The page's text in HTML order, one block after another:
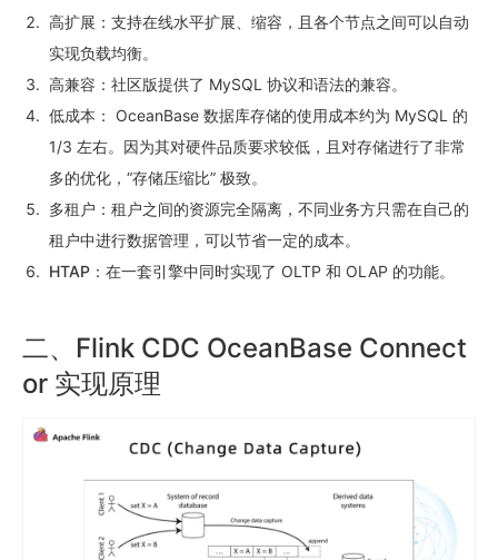
高扩展 ：支持在线水平扩展、缩容，且各个节点之间可以自动
实现负载均衡。
高兼容 ：社区版提供了 MySQL 协议和语法的兼容。
低成本 ： OceanBase 数据库存储的使用成本约为 MySQL 的
1/3 左右。因为其对硬件品质要求较低，且对存储进行了非常
多的优化，“存储压缩比” 极致。
多租户 ：租户之间的资源完全隔离，不同业务方只需在自己的
租户中进行数据管理，可以节省一定的成本。
HTAP ：在一套引擎中同时实现了 OLTP 和 OLAP 的功能。
二、Flink CDC OceanBase Connect
or 实现原理